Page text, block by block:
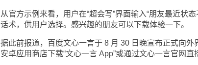
从官方示例来看，用户在“超会写”界面输入“朋友最近状
话术，供用户选择。感兴趣的朋友可以下载体验一下。
据此前报道，百度文心一言于 8 月 30 日晚宣布正式向
安卓应用商店下载“文心一言 App”或通过文心一言官网直